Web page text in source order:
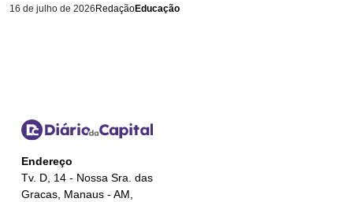
16 de julho de 2026 RedaçãoEducação
Endereço
Tv. D, 14 - Nossa Sra. das
Gracas, Manaus - AM,